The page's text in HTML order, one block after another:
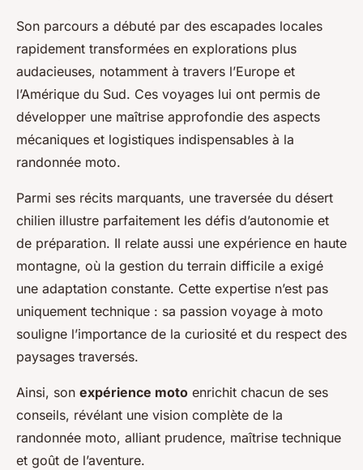
Son parcours a débuté par des escapades locales
rapidement transformées en explorations plus
audacieuses, notamment à travers l’Europe et
l’Amérique du Sud. Ces voyages lui ont permis de
développer une maîtrise approfondie des aspects
mécaniques et logistiques indispensables à la
randonnée moto.
Parmi ses récits marquants, une traversée du désert
chilien illustre parfaitement les défis d’autonomie et
de préparation. Il relate aussi une expérience en haute
montagne, où la gestion du terrain difficile a exigé
une adaptation constante. Cette expertise n’est pas
uniquement technique : sa passion voyage à moto
souligne l’importance de la curiosité et du respect des
paysages traversés.
Ainsi, son expérience moto enrichit chacun de ses
conseils, révélant une vision complète de la
randonnée moto, alliant prudence, maîtrise technique
et goût de l’aventure.